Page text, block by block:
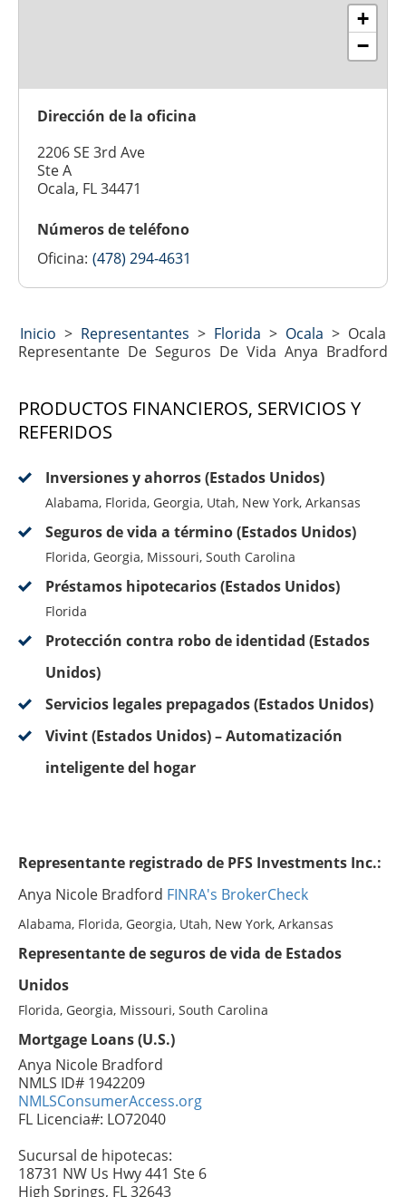
+
−
Dirección de la oficina
2206 SE 3rd Ave
Ste A
Ocala, FL 34471
Números de teléfono
Oficina: (478) 294-4631
Inicio > Representantes > Florida > Ocala > Ocala
Representante De Seguros De Vida Anya Bradford
PRODUCTOS FINANCIEROS, SERVICIOS Y
REFERIDOS
Inversiones y ahorros (Estados Unidos)
Alabama, Florida, Georgia, Utah, New York, Arkansas
Seguros de vida a término (Estados Unidos)
Florida, Georgia, Missouri, South Carolina
Préstamos hipotecarios (Estados Unidos)
Florida
Protección contra robo de identidad (Estados
Unidos)
Servicios legales prepagados (Estados Unidos)
Vivint (Estados Unidos) – Automatización
inteligente del hogar
Representante registrado de PFS Investments Inc.:
Anya Nicole Bradford FINRA's BrokerCheck
Alabama, Florida, Georgia, Utah, New York, Arkansas
Representante de seguros de vida de Estados
Unidos
Florida, Georgia, Missouri, South Carolina
Mortgage Loans (U.S.)
Anya Nicole Bradford
NMLS ID# 1942209
NMLSConsumerAccess.org
FL Licencia#: LO72040
Sucursal de hipotecas:
18731 NW Us Hwy 441 Ste 6
High Springs, FL 32643